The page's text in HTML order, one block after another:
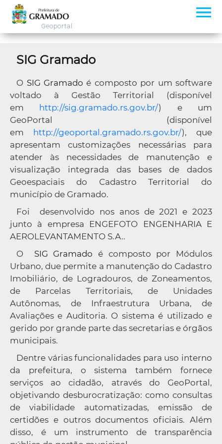
Geoportal
SIG Gramado
O SIG Gramado é composto por um software
voltado à Gestão Territorial (disponível
em http://sig.gramado.rs.gov.br/) e um
GeoPortal (disponível
em http://geoportal.gramado.rs.gov.br/), que
apresentam customizações necessárias para
atender às necessidades de manutenção e
visualização integrada das bases de dados
Geoespaciais do Cadastro Territorial do
município de Gramado.
Foi
desenvolvido nos anos de 2021 e 2023
junto à empresa ENGEFOTO ENGENHARIA E
AEROLEVANTAMENTO S.A..
O SIG Gramado é composto por Módulos
Urbano, due permite a manutenção do Cadastro
Imobiliário, de Logradouros, de Zoneamentos,
de Parcelas Territoriais, de Unidades
Autônomas, de Infraestrutura Urbana, de
Avaliações e Auditoria. O sistema é utilizado e
gerido por grande parte das secretarias e órgãos
municipais.
Dentre várias funcionalidades para uso interno
da prefeitura, o sistema também fornece
serviços ao cidadão, através do GeoPortal,
objetivando desburocratização: como consultas
de viabilidade automatizadas, emissão de
certidões e outros documentos oficiais. Além
disso, é um instrumento de transparência